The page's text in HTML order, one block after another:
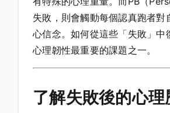
失敗，則會觸動每個認真跑者對
心信念。如何從這些「失敗」中
心理韌性最重要的課題之一。
了解失敗後的心理